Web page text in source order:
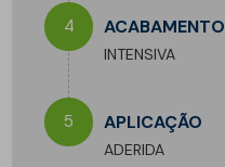
4 ACABAMENTO
INTENSIVA
5 APLICAÇÃO
ADERIDA